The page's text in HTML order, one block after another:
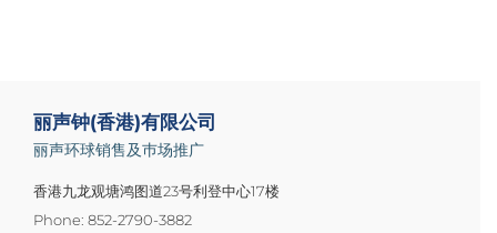
丽声钟(香港)有限公司
丽声环球销售及巿场推广
香港九龙观塘鸿图道23号利登中心17楼
Phone: 852-2790-3882